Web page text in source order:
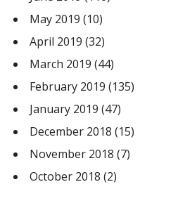
May 2019 (10)
April 2019 (32)
March 2019 (44)
February 2019 (135)
January 2019 (47)
December 2018 (15)
November 2018 (7)
October 2018 (2)